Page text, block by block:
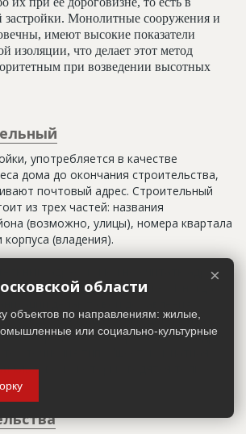
застройки. Монолитные сооружения и
имеют высокие показатели
изоляции, что делает этот метод
при возведении высотных
употребляется в качестве
дома до окончания строительства,
почтовый адрес. Строительный
из трех частей: названия
(возможно, улицы), номера квартала
(владения).
адресом можно считать адрес,
документах. Иногда
очередь). В официальных документах
официальный строительный адрес,
уточнения типа "шестикомнатная
кладовой", которые годятся только
×
области
объектов по направлениям: жилые,
или социально-культурные